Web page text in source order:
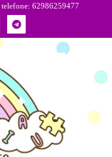
telefone: 62986259477